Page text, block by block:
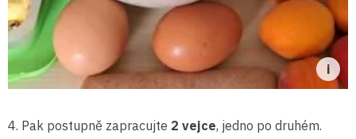
4. Pak postupně zapracujte 2 vejce, jedno po druhém.